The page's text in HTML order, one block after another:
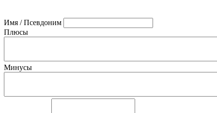
Имя / Псевдоним
Плюсы
Минусы